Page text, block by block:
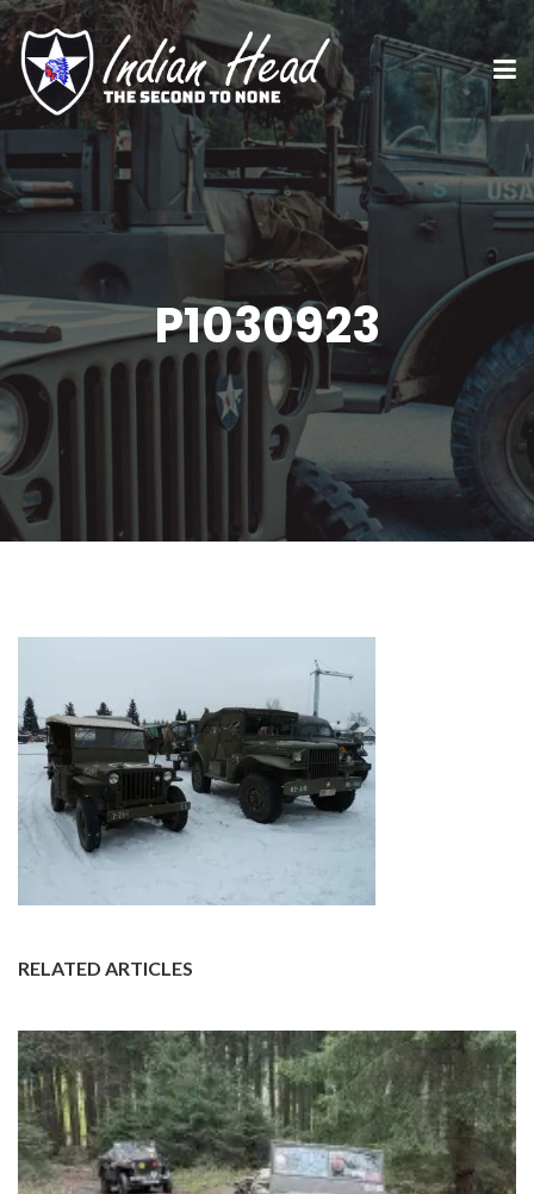
P1030923
RELATED ARTICLES